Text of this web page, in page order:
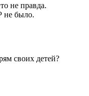
не правда.
не было.
своих детей?